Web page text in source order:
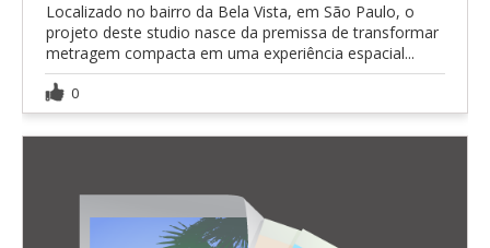
Localizado no bairro da Bela Vista, em São Paulo, o
projeto deste studio nasce da premissa de transformar
metragem compacta em uma experiência espacial...
0